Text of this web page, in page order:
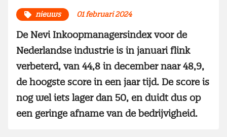
nieuws 01 februari 2024
De Nevi Inkoopmanagersindex voor de
Nederlandse industrie is in januari flink
verbeterd, van 44,8 in december naar 48,9,
de hoogste score in een jaar tijd. De score is
nog wel iets lager dan 50, en duidt dus op
een geringe afname van de bedrijvigheid.